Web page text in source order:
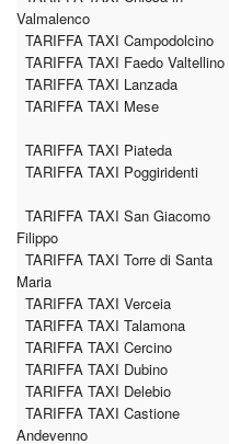
Valmalenco
TARIFFA TAXI Campodolcino
TARIFFA TAXI Faedo Valtellino
TARIFFA TAXI Lanzada
TARIFFA TAXI Mese
TARIFFA TAXI Piateda
TARIFFA TAXI Poggiridenti
TARIFFA TAXI San Giacomo
Filippo
TARIFFA TAXI Torre di Santa
Maria
TARIFFA TAXI Verceia
TARIFFA TAXI Talamona
TARIFFA TAXI Cercino
TARIFFA TAXI Dubino
TARIFFA TAXI Delebio
TARIFFA TAXI Castione
Andevenno